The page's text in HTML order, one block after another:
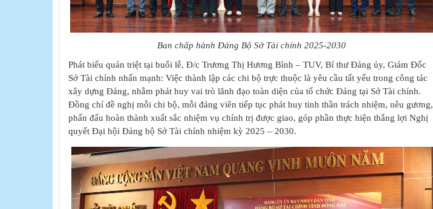
Ban chấp hành Đảng Bộ Sở Tài chính 2025-2030​
Phát biểu quán triệt tại buổi lễ, Đ/c Trương Thị Hương Bình – TUV, Bí thư Đảng ủy, Giám Đốc
Sở Tài chính nhấn mạnh: Việc thành lập các chi bộ trực thuộc là yêu cầu tất yếu trong công tác
xây dựng Đảng, nhằm phát huy vai trò lãnh đạo toàn diện của tổ chức Đảng tại Sở Tài chính.
Đồng chí đề nghị mỗi chi bộ, mỗi đảng viên tiếp tục phát huy tinh thần trách nhiệm, nêu gương,
phấn đấu hoàn thành xuất sắc nhiệm vụ chính trị được giao, góp phần thực hiện thắng lợi Nghị
quyết Đại hội Đảng bộ Sở Tài chính nhiệm kỳ 2025 – 2030.